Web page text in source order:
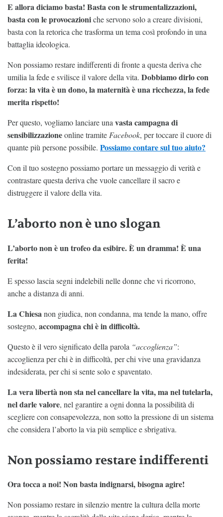
E allora diciamo basta! Basta con le strumentalizzazioni,
basta con le provocazioniche servono solo a creare divisioni,
basta con la retorica che trasforma un tema così profondo in una
battaglia ideologica.
Non possiamo restare indifferenti di fronte a questa deriva che
umilia la fede e svilisce il valore della vita. Dobbiamo dirlo con
forza: la vita è un dono, la maternità è una ricchezza, la fede
merita rispetto!
Per questo, vogliamo lanciare una vasta campagna di
sensibilizzazioneonline tramite Facebook, per toccare il cuore di
quante più persone possibile. Possiamo contare sul tuo aiuto?
Con il tuo sostegno possiamo portare un messaggio di verità e
contrastare questa deriva che vuole cancellare il sacro e
distruggere il valore della vita.
L’aborto non è uno slogan
L’aborto non è un trofeo da esibire. È un dramma! È una
ferita!
E spesso lascia segni indelebili nelle donne che vi ricorrono,
anche a distanza di anni.
La Chiesa non giudica, non condanna, ma tende la mano, offre
sostegno, accompagna chi è in difficoltà.
Questo è il vero significato della parola “accoglienza”:
accoglienza per chi è in difficoltà, per chi vive una gravidanza
indesiderata, per chi si sente solo e spaventato.
La vera libertà non sta nel cancellare la vita, ma nel tutelarla,
nel darle valore, nel garantire a ogni donna la possibilità di
scegliere con consapevolezza, non sotto la pressione di un sistema
che considera l’aborto la via più semplice e sbrigativa.
Non possiamo restare indifferenti
Ora tocca a noi! Non basta indignarsi, bisogna agire!
Non possiamo restare in silenzio mentre la cultura della morte